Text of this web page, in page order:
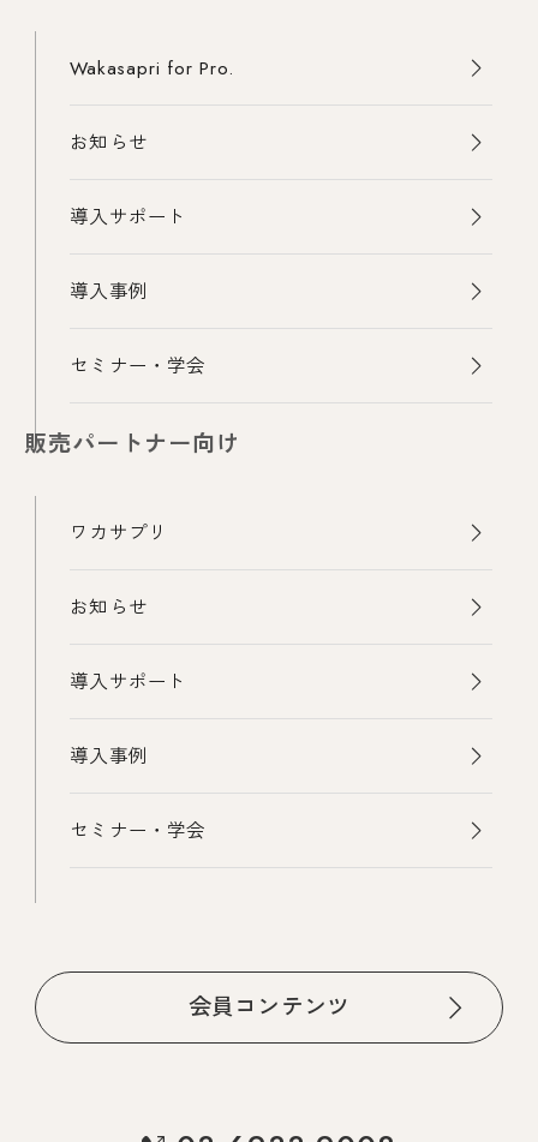
Wakasapri for Pro.
お知らせ
導入サポート
導入事例
セミナー・学会
販売パートナー向け
ワカサプリ
お知らせ
導入サポート
導入事例
セミナー・学会
会員コンテンツ